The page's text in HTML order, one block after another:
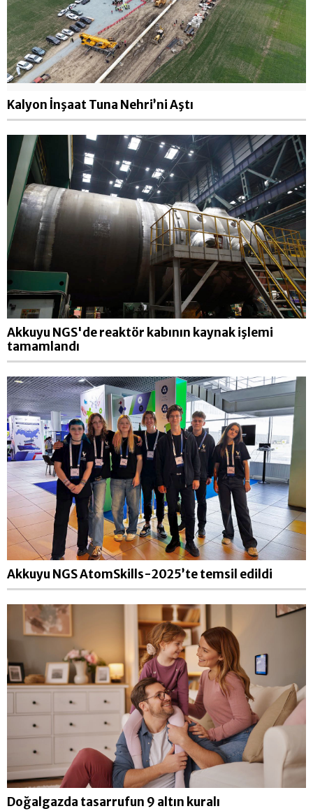
Kalyon İnşaat Tuna Nehri’ni Aştı
Akkuyu NGS'de reaktör kabının kaynak işlemi
tamamlandı
Akkuyu NGS AtomSkills-2025’te temsil edildi
Doğalgazda tasarrufun 9 altın kuralı